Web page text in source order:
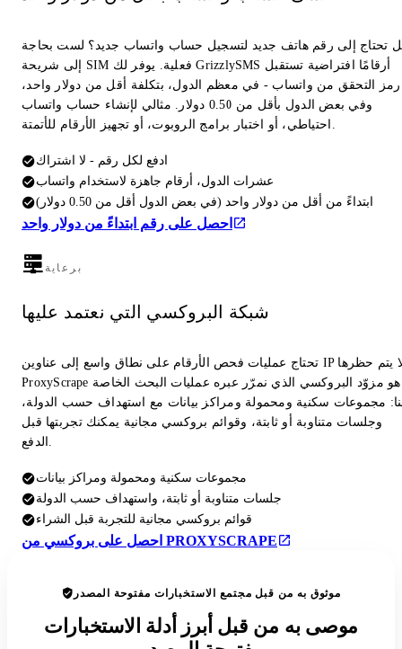
تحتاج إلى رقم هاتف جديد لتسجيل حساب واتساب جديد؟ لست بحاجة
إلى شريحة SIM فعلية. يوفر لك GrizzlySMS أرقامًا افتراضية تستقبل
رمز التحقق من واتساب - في معظم الدول، بتكلفة أقل من دولار واحد،
وفي بعض الدول بأقل من 0.50 دولار. مثالي لإنشاء حساب واتساب
احتياطي، أو اختبار برامج الروبوت، أو تجهيز الأرقام للأتمتة.
ادفع لكل رقم - لا اشتراك
عشرات الدول، أرقام جاهزة لاستخدام واتساب
ابتداءً من أقل من دولار واحد (في بعض الدول أقل من 0.50 دولار)
احصل على رقم ابتداءً من دولار واحد
برعاية
شبكة البروكسي التي نعتمد عليها
تحتاج عمليات فحص الأرقام على نطاق واسع إلى عناوين IP لا يتم حظرها.
ProxyScrape هو مزوّد البروكسي الذي نمرّر عبره عمليات البحث الخاصة
مجموعات سكنية ومحمولة ومراكز بيانات مع استهداف حسب الدولة،
وجلسات متناوبة أو ثابتة، وقوائم بروكسي مجانية يمكنك تجربتها قبل
الدفع.
مجموعات سكنية ومحمولة ومراكز بيانات
جلسات متناوبة أو ثابتة، واستهداف حسب الدولة
قوائم بروكسي مجانية للتجربة قبل الشراء
احصل على بروكسي من PROXYSCRAPE
موثوق به من قبل مجتمع الاستخبارات مفتوحة المصدر
موصى به من قبل أبرز أدلة الاستخبارات